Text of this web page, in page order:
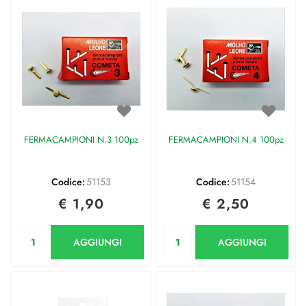
FERMACAMPIONI N.3 100pz
Codice:51153
€ 1,90
AGGIUNGI
FERMACAMPIONI N.4 100pz
Codice:51154
€ 2,50
AGGIUNGI